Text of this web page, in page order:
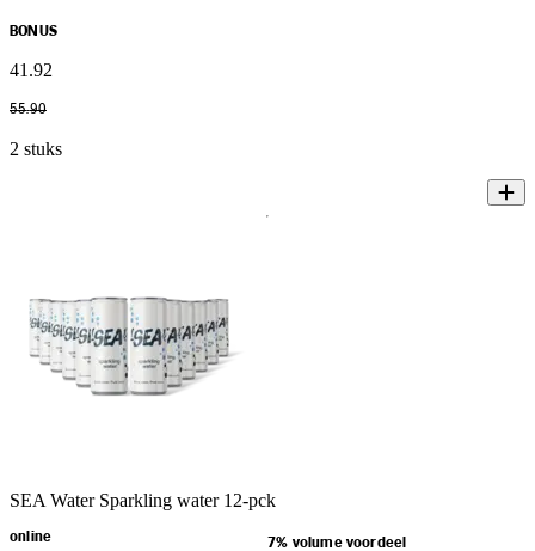
BONUS
41 .92
55.90
2 stuks
SEA Water Sparkling water 12-pck
online 7% volume voordeel